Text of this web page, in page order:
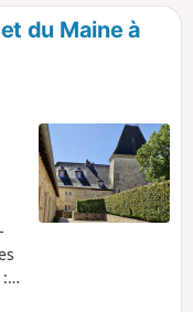
du Maine à